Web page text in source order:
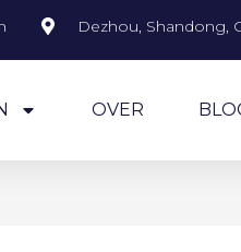
Dezhou, Shandong,
OVER